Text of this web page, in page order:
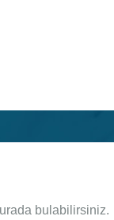
bulabilirsiniz.